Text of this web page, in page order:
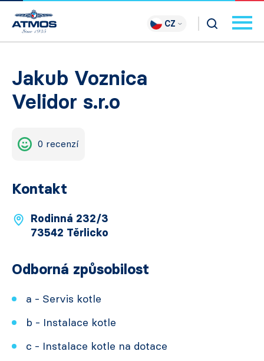
CZ
Jakub Voznica
Velidor s.r.o
0 recenzí
Kontakt
Rodinná 232/3
73542 Těrlicko
Odborná způsobilost
a - Servis kotle
b - Instalace kotle
c - Instalace kotle na dotace